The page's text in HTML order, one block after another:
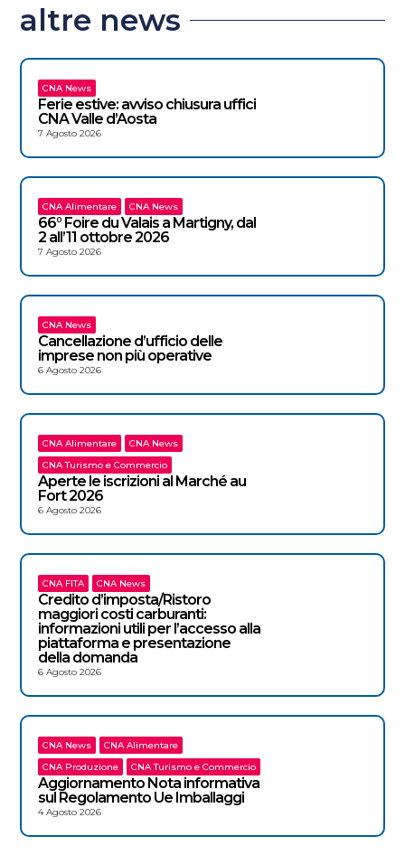
altre news
CNA News
Ferie estive: avviso chiusura uffici
CNA Valle d’Aosta
7 Agosto 2026
CNA Alimentare CNA News
66° Foire du Valais a Martigny, dal
2 all’11 ottobre 2026
7 Agosto 2026
CNA News
Cancellazione d’ufficio delle
imprese non più operative
6 Agosto 2026
CNA Alimentare
CNA News
CNA Turismo e Commercio
Aperte le iscrizioni al Marché au
Fort 2026
6 Agosto 2026
CNA FITA CNA News
Credito d’imposta/Ristoro
maggiori costi carburanti:
informazioni utili per l’accesso alla
piattaforma e presentazione
della domanda
6 Agosto 2026
CNA News
CNA Alimentare
CNA Produzione
CNA Turismo e Commercio
Aggiornamento Nota informativa
sul Regolamento Ue Imballaggi
4 Agosto 2026